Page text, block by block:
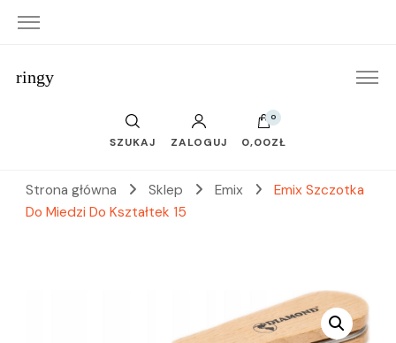
ringy
SZUKAJ ZALOGUJ
0
0,00ZŁ
Strona główna Sklep Emix
Emix Szczotka
Do Miedzi Do Kształtek 15